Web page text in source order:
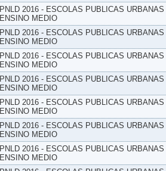
PNLD 2016 - ESCOLAS PUBLICAS URBANAS
ENSINO MEDIO
PNLD 2016 - ESCOLAS PUBLICAS URBANAS
ENSINO MEDIO
PNLD 2016 - ESCOLAS PUBLICAS URBANAS
ENSINO MEDIO
PNLD 2016 - ESCOLAS PUBLICAS URBANAS
ENSINO MEDIO
PNLD 2016 - ESCOLAS PUBLICAS URBANAS
ENSINO MEDIO
PNLD 2016 - ESCOLAS PUBLICAS URBANAS
ENSINO MEDIO
PNLD 2016 - ESCOLAS PUBLICAS URBANAS
ENSINO MEDIO